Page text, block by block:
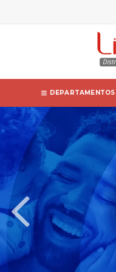
DEPARTAMENTOS